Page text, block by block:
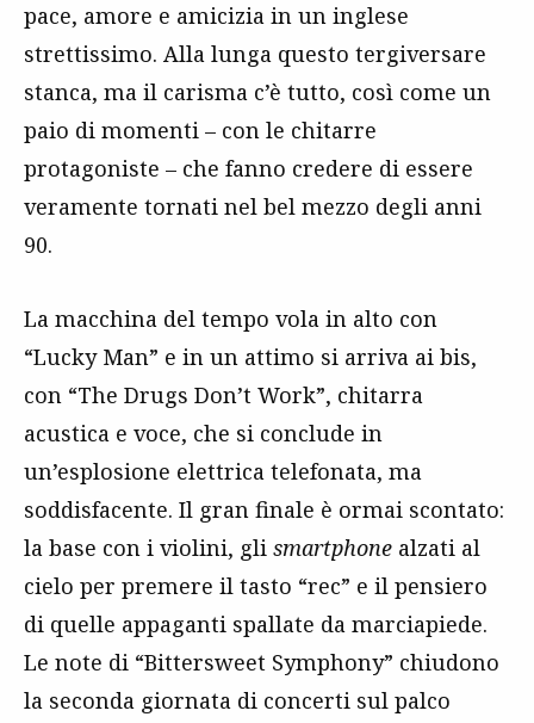
pace, amore e amicizia in un inglese
strettissimo. Alla lunga questo tergiversare
stanca, ma il carisma c’è tutto, così come un
paio di momenti – con le chitarre
protagoniste – che fanno credere di essere
veramente tornati nel bel mezzo degli anni
90.
La macchina del tempo vola in alto con
“Lucky Man” e in un attimo si arriva ai bis,
con “The Drugs Don’t Work”, chitarra
acustica e voce, che si conclude in
un’esplosione elettrica telefonata, ma
soddisfacente. Il gran finale è ormai scontato:
la base con i violini, gli smartphone alzati al
cielo per premere il tasto “rec” e il pensiero
di quelle appaganti spallate da marciapiede.
Le note di “Bittersweet Symphony” chiudono
la seconda giornata di concerti sul palco